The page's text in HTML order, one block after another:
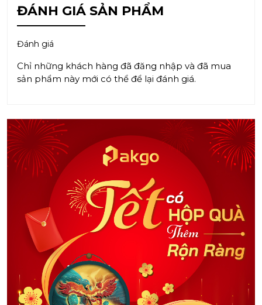
ĐÁNH GIÁ SẢN PHẨM
Đánh giá
Chỉ những khách hàng đã đăng nhập và đã mua
sản phẩm này mới có thể để lại đánh giá.